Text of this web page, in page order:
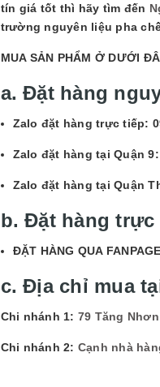
tín giá tốt thì hãy tìm đến
trường nguyên liệu pha
MUA SẢN PHẨM Ở DƯỚI
a. Đặt hàng
Zalo đặt hàng trực tiếp:
Zalo đặt hàng tại Quận 9:
Zalo đặt hàng tại Quận
b. Đặt hàng trực
ĐẶT HÀNG QUA FANPAGE
c. Địa chỉ mua
Chi nhánh 1: 79 Tăng
Chi nhánh 2: Cạnh nhà